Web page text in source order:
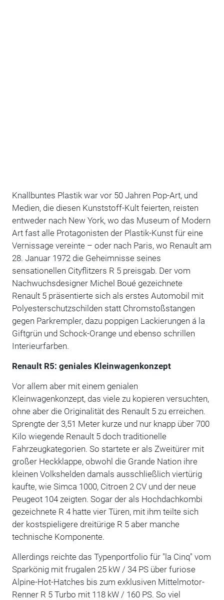
Knallbuntes Plastik war vor 50 Jahren Pop-Art, und
Medien, die diesen Kunststoff-Kult feierten, reisten
entweder nach New York, wo das Museum of Modern
Art fast alle Protagonisten der Plastik-Kunst für eine
Vernissage vereinte – oder nach Paris, wo Renault am
28. Januar 1972 die Geheimnisse seines
sensationellen Cityflitzers R 5 preisgab. Der vom
Nachwuchsdesigner Michel Boué gezeichnete
Renault 5 präsentierte sich als erstes Automobil mit
Polyesterschutzschilden statt Chromstoßstangen
gegen Parkrempler, dazu poppigen Lackierungen á la
Giftgrün und Schock-Orange und ebenso schrillen
Interieurfarben.
Renault R5: geniales Kleinwagenkonzept
Vor allem aber mit einem genialen
Kleinwagenkonzept, das viele zu kopieren versuchten,
ohne aber die Originalität des Renault 5 zu erreichen.
Sprengte der 3,51 Meter kurze und nur knapp über 700
Kilo wiegende Renault 5 doch traditionelle
Fahrzeugkategorien. So startete er als Zweitürer mit
großer Heckklappe, obwohl die Grande Nation ihre
kleinen Volkshelden damals ausschließlich viertürig
kaufte, wie Simca 1000, Citroen 2 CV und der neue
Peugeot 104 zeigten. Sogar der als Hochdachkombi
gezeichnete R 4 hatte vier Türen, mit ihm teilte sich
der kostspieligere dreitürige R 5 aber manche
technische Komponente.
Allerdings reichte das Typenportfolio für "la Cinq" vom
Sparkönig mit frugalen 25 kW / 34 PS über furiose
Alpine-Hot-Hatches bis zum exklusiven Mittelmotor-
Renner R 5 Turbo mit 118 kW / 160 PS. So viel